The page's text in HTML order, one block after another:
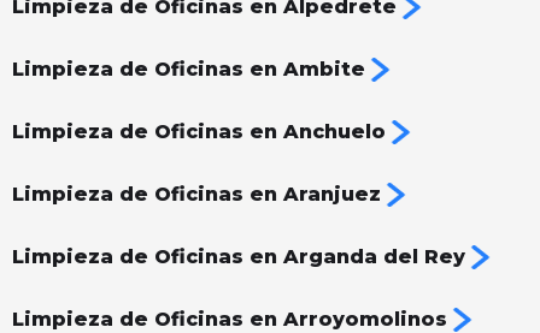
Limpieza de Oficinas en Alpedrete
Limpieza de Oficinas en Ambite
Limpieza de Oficinas en Anchuelo
Limpieza de Oficinas en Aranjuez
Limpieza de Oficinas en Arganda del Rey
Limpieza de Oficinas en Arroyomolinos